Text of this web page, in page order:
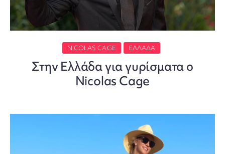
NICOLAS CAGE ΕΛΛΆΔΑ
Στην Ελλάδα για γυρίσματα ο
Nicolas Cage